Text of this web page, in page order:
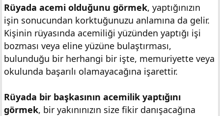
Rüyada acemi olduğunu görmek, yaptığınızın
işin sonucundan korktuğunuzu anlamına da gelir.
Kişinin rüyasında acemiliği yüzünden yaptığı işi
bozması veya eline yüzüne bulaştırması,
bulunduğu bir herhangi bir işte, memuriyette veya
okulunda başarılı olamayacağına işarettir.
Rüyada bir başkasının acemilik yaptığını
görmek, bir yakınınızın size fikir danışacağına